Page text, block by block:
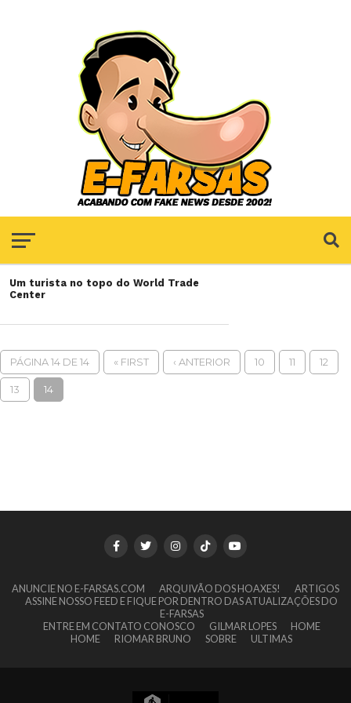
Um turista no topo do World Trade
Center
PÁGINA 14 DE 14 « FIRST ‹ ANTERIOR 10 11 12
13 14
ANUNCIE NO E-FARSAS.COM ARQUIVÃO DOS HOAXES!
ARTIGOS
ASSINE NOSSO FEED E FIQUE POR DENTRO DAS ATUALIZAÇÕES DO
E-FARSAS
ENTRE EM CONTATO CONOSCO
GILMAR LOPES
HOME
HOME
RIOMAR BRUNO SOBRE ULTIMAS